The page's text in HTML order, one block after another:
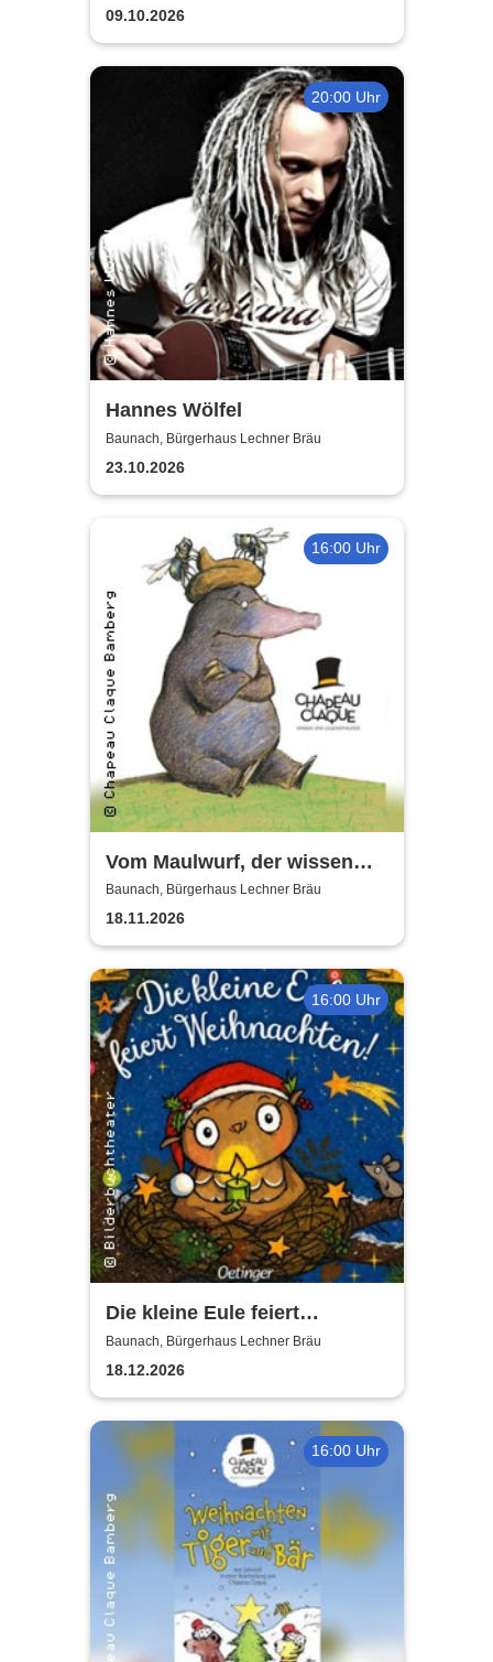
09.10.2026
20:00 Uhr
Hannes Wölfel
Baunach, Bürgerhaus Lechner Bräu
23.10.2026
16:00 Uhr
Vom Maulwurf, der wissen
wollte .... - Chapeau Claque
Bamberg
Baunach, Bürgerhaus Lechner Bräu
18.11.2026
16:00 Uhr
Die kleine Eule feiert
Weihnachten - Puppentheater
Baunach, Bürgerhaus Lechner Bräu
18.12.2026
16:00 Uhr